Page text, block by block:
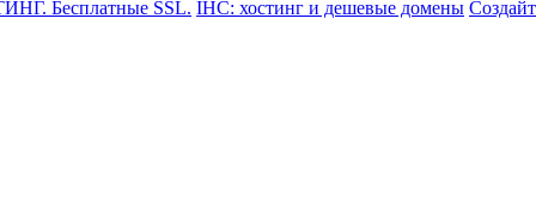
Бесплатные SSL. IHC: хостинг и дешевые домены